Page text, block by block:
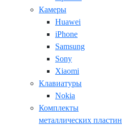
Камеры
Huawei
iPhone
Samsung
Sony
Xiaomi
Клавиатуры
Nokia
Комплекты
металлических пластин